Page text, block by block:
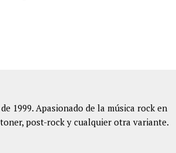
1999. Apasionado de la música rock en
post-rock y cualquier otra variante.